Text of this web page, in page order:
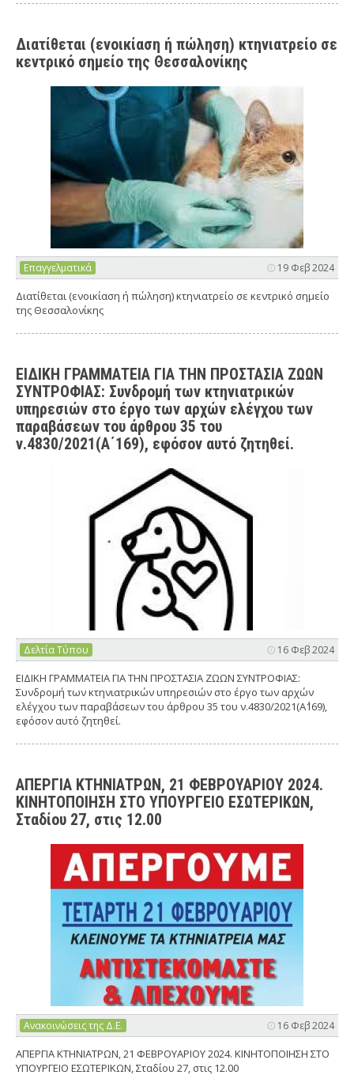
Διατίθεται (ενοικίαση ή πώληση) κτηνιατρείο σε
κεντρικό σημείο της Θεσσαλονίκης
Επαγγελματικά 19 Φεβ 2024
Διατίθεται (ενοικίαση ή πώληση) κτηνιατρείο σε κεντρικό σημείο
της Θεσσαλονίκης
ΕΙΔΙΚΗ ΓΡΑΜΜΑΤΕΙΑ ΓΙΑ ΤΗΝ ΠΡΟΣΤΑΣΙΑ ΖΩΩΝ
ΣΥΝΤΡΟΦΙΑΣ: Συνδρομή των κτηνιατρικών
υπηρεσιών στο έργο των αρχών ελέγχου των
παραβάσεων του άρθρου 35 του
ν.4830/2021(Α΄169), εφόσον αυτό ζητηθεί.
Δελτία Τύπου 16 Φεβ 2024
ΕΙΔΙΚΗ ΓΡΑΜΜΑΤΕΙΑ ΓΙΑ ΤΗΝ ΠΡΟΣΤΑΣΙΑ ΖΩΩΝ ΣΥΝΤΡΟΦΙΑΣ:
Συνδρομή των κτηνιατρικών υπηρεσιών στο έργο των αρχών
ελέγχου των παραβάσεων του άρθρου 35 του ν.4830/2021(Α΄169),
εφόσον αυτό ζητηθεί.
ΑΠΕΡΓΙΑ ΚΤΗΝΙΑΤΡΩΝ, 21 ΦΕΒΡΟΥΑΡΙΟΥ 2024.
ΚΙΝΗΤΟΠΟΙΗΣΗ ΣΤΟ ΥΠΟΥΡΓΕΙΟ ΕΣΩΤΕΡΙΚΩΝ,
Σταδίου 27, στις 12.00
Ανακοινώσεις της Δ.Ε. 16 Φεβ 2024
ΑΠΕΡΓΙΑ ΚΤΗΝΙΑΤΡΩΝ, 21 ΦΕΒΡΟΥΑΡΙΟΥ 2024. ΚΙΝΗΤΟΠΟΙΗΣΗ ΣΤΟ
ΥΠΟΥΡΓΕΙΟ ΕΣΩΤΕΡΙΚΩΝ, Σταδίου 27, στις 12.00